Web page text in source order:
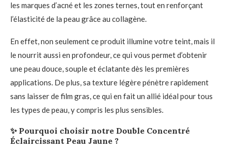
les marques d’acné et les zones ternes, tout en renforçant
l’élasticité de la peau grâce au collagène.
En effet, non seulement ce produit illumine votre teint, mais il
le nourrit aussi en profondeur, ce qui vous permet d’obtenir
une peau douce, souple et éclatante dès les premières
applications. De plus, sa texture légère pénètre rapidement
sans laisser de film gras, ce qui en fait un allié idéal pour tous
les types de peau, y compris les plus sensibles.
✨ Pourquoi choisir notre Double Concentré
Éclaircissant Peau Jaune ?